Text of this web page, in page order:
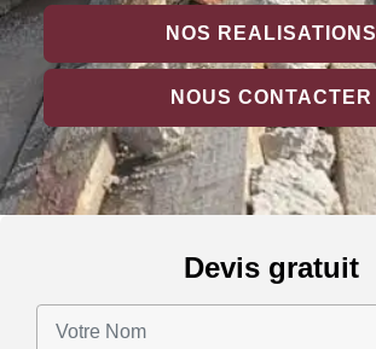
NOS REALISATIONS
NOUS CONTACTER
Devis gratuit